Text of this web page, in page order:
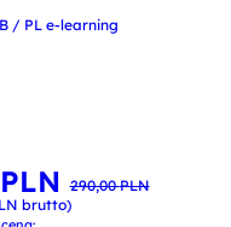
/ PL e-learning
290,00PLN
PLN
brutto)